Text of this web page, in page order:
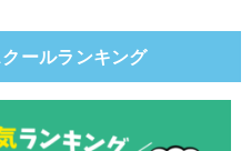
クールランキング